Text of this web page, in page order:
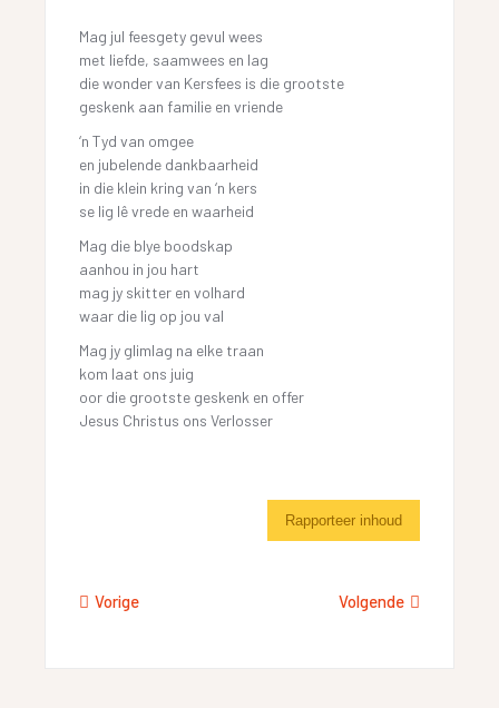
Mag jul feesgety gevul wees
met liefde, saamwees en lag
die wonder van Kersfees is die grootste
geskenk aan familie en vriende
‘n Tyd van omgee
en jubelende dankbaarheid
in die klein kring van ‘n kers
se lig lê vrede en waarheid
Mag die blye boodskap
aanhou in jou hart
mag jy skitter en volhard
waar die lig op jou val
Mag jy glimlag na elke traan
kom laat ons juig
oor die grootste geskenk en offer
Jesus Christus ons Verlosser
Rapporteer inhoud
Vorige Volgende